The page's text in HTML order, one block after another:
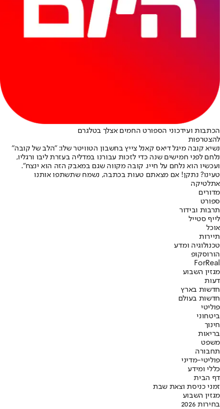
הכתבות ועידכוני הספורט החמים אצלך בטלגרם
להצטרפות
נשיא קובה מיגל דיאס קאנל צייץ בחשבון הטוויטר שלו: "הלב של קובה"
נלחם לפני חמישים שנה כדי לזכות עבורנו במדליה בעזרת ליבו ורגליו,
ועכשיו הוא נלחם על חייו. קובה מקווה שגם במאבק הזה הוא ינצח".
טעינו? נתקן! אם מצאתם טעות בכתבה, נשמח שתשתפו אותנו
אתלטיקה
מדורים
ספורט
תרבות ובידור
לייף סטייל
אוכל
תיירות
טכנולוגיה ומדע
הורוסקופ
ForReal
מגזין השבוע
דעות
חדשות בארץ
חדשות בעולם
פוליטי
ביטחוני
חינוך
בריאות
משפט
תחבורה
פוליטי-מדיני
כללי ומידע
דף הבית
זמני כניסת וצאת שבת
מגזין השבוע
בחירות 2026